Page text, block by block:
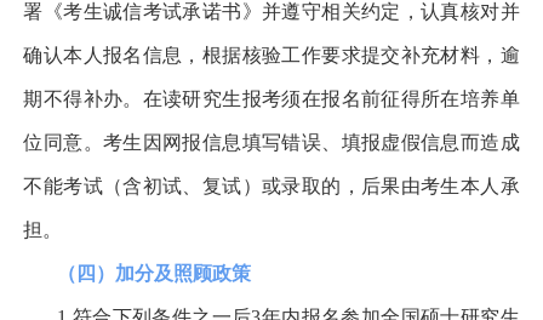
署《考生诚信考试承诺书》并遵守相关约定，认真核对并
确认本人报名信息，根据核验工作要求提交补充材料，逾
期不得补办。在读研究生报考须在报名前征得所在培养单
位同意。考生因网报信息填写错误、填报虚假信息而造成
不能考试（含初试、复试）或录取的，后果由考生本人承
担。
（四）加分及照顾政策